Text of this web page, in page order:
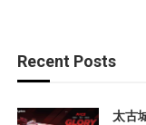
Recent Posts
太古